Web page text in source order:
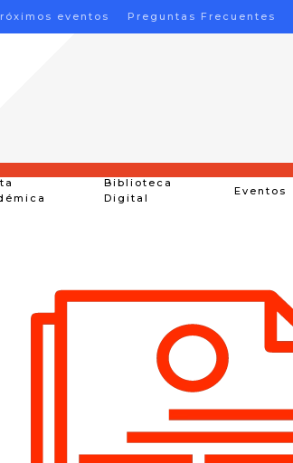
eventos Preguntas Frecuentes
Biblioteca
Digital
Eventos